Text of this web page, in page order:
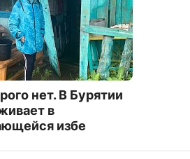
нет. В Бурятии
в
избе